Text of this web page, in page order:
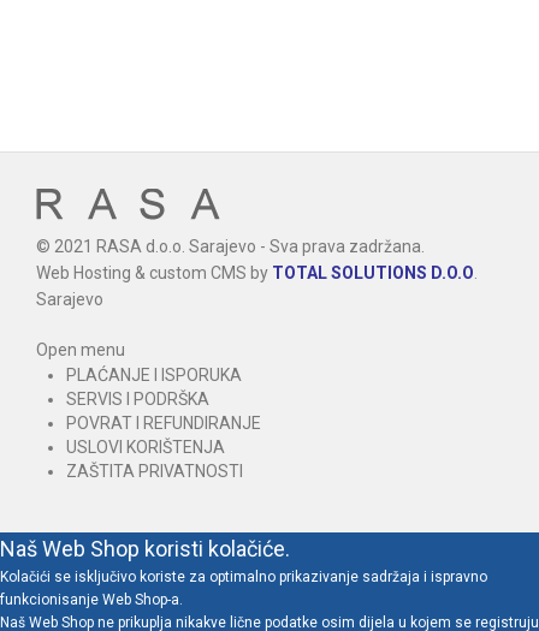
© 2021 RASA d.o.o. Sarajevo - Sva prava zadržana.
Web Hosting & custom CMS by TOTAL SOLUTIONS D.O.O
Sarajevo
Open menu
PLAĆANJE I ISPORUKA
SERVIS I PODRŠKA
POVRAT I REFUNDIRANJE
USLOVI KORIŠTENJA
ZAŠTITA PRIVATNOSTI
Naš Web Shop koristi kolačiće.
Kolačići se isključivo koriste za optimalno prikazivanje sadržaja i ispravno
funkcionisanje Web Shop-a.
Naš Web Shop ne prikuplja nikakve lične podatke osim dijela u kojem se registruju